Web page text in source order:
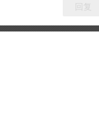
回复